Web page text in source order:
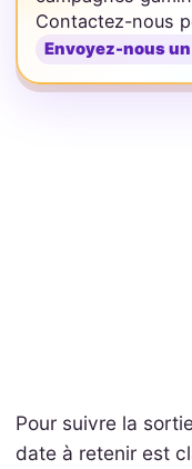
Contactez-nous
Envoyez-nous
Pour suivre la
date à retenir est